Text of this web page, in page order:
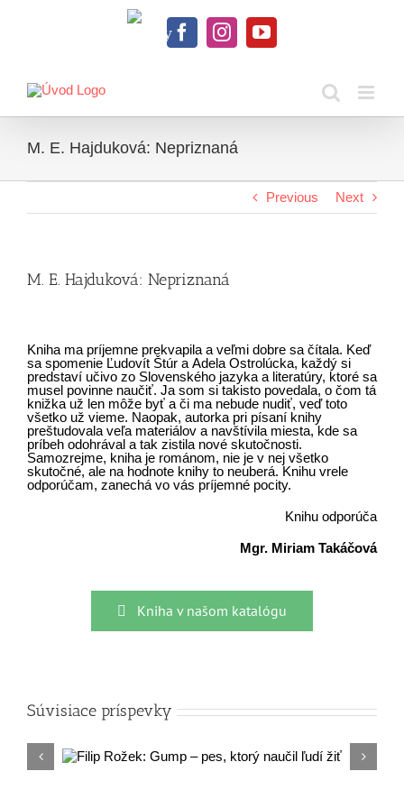
KnihyFacebookInstagramYouTube
M. E. Hajduková: Nepriznaná
Previous Next
M. E. Hajduková: Nepriznaná
Kniha ma príjemne prekvapila a veľmi dobre sa čítala. Keď
sa spomenie Ľudovít Štúr a Adela Ostrolúcka, každý si
predstaví učivo zo Slovenského jazyka a literatúry, ktoré sa
musel povinne naučiť. Ja som si takisto povedala, o čom tá
knižka už len môže byť a či ma nebude nudiť, veď toto
všetko už vieme. Naopak, autorka pri písaní knihy
preštudovala veľa materiálov a navštívila miesta, kde sa
príbeh odohrával a tak zistila nové skutočnosti.
Samozrejme, kniha je románom, nie je v nej všetko
skutočné, ale na hodnote knihy to neuberá. Knihu vrele
odporúčam, zanechá vo vás príjemné pocity.
Knihu odporúča
Mgr. Miriam Takáčová
Kniha v našom katalógu
Súvisiace príspevky
Dana